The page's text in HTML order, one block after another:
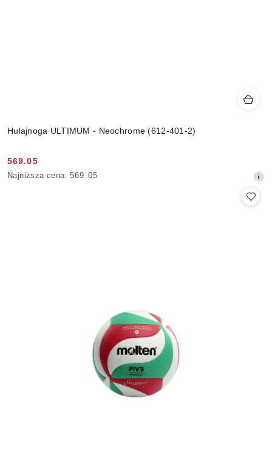
Hulajnoga ULTIMUM - Neochrome (612-401-2)
Cena
promocyjna:
569.05
Najniższa
Najniższa cena: 569.05